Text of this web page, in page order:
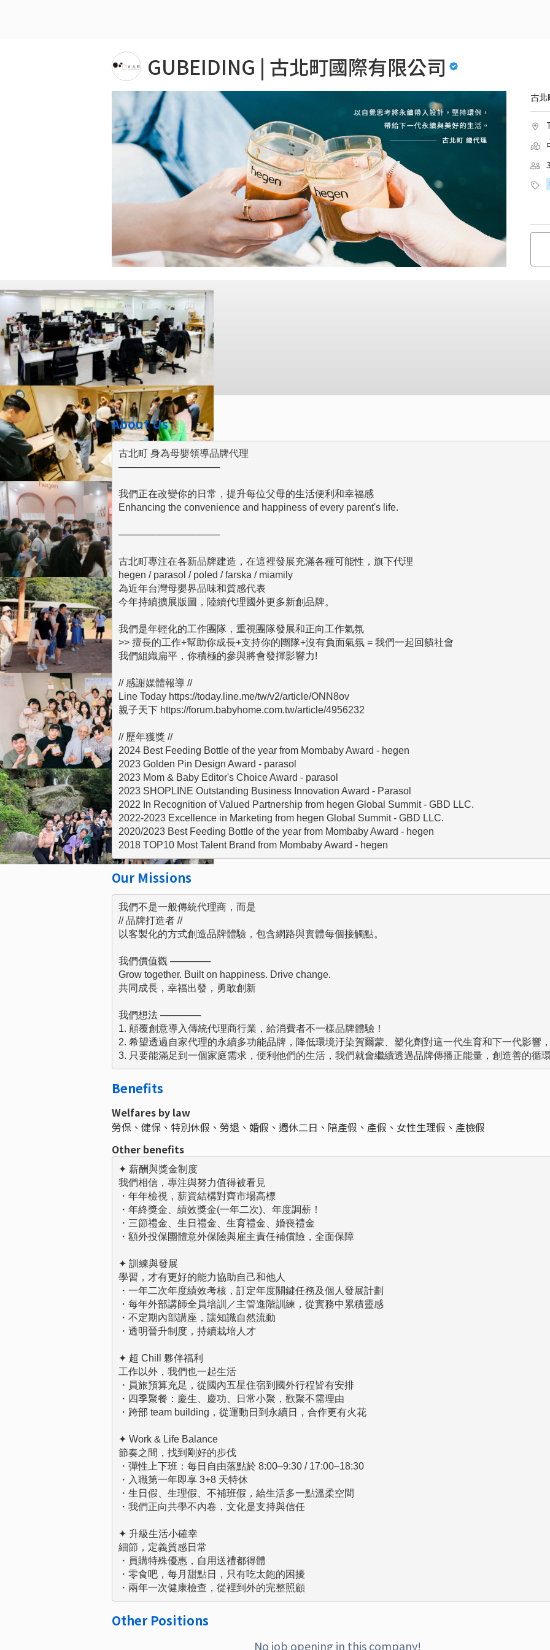
GUBEIDING | 古北町國際有限公司
古
About Us
古北町 身為母嬰領導品牌代理
───────────────
我們正在改變你的日常，提升每位父母的生活便利和幸福感
Enhancing the convenience and happiness of every parent's life.
───────────────
古北町專注在各新品牌建造，在這裡發展充滿各種可能性，旗下代理
hegen / parasol / poled / farska / miamily
為近年台灣母嬰界品味和質感代表
今年持續擴展版圖，陸續代理國外更多新創品牌。
我們是年輕化的工作團隊，重視團隊發展和正向工作氣氛
>> 擅長的工作+幫助你成長+支持你的團隊+沒有負面氣氛 = 我們一起回饋社會
我們組織扁平，你積極的參與將會發揮影響力!
// 感謝媒體報導 //
Line Today https://today.line.me/tw/v2/article/ONN8ov
親子天下 https://forum.babyhome.com.tw/article/4956232
// 歷年獲獎 //
2024 Best Feeding Bottle of the year from Mombaby Award - hegen
2023 Golden Pin Design Award - parasol
2023 Mom & Baby Editor's Choice Award - parasol
2023 SHOPLINE Outstanding Business Innovation Award - Parasol
2022 In Recognition of Valued Partnership from hegen Global Summit - GBD LLC.
2022-2023 Excellence in Marketing from hegen Global Summit - GBD LLC.
2020/2023 Best Feeding Bottle of the year from Mombaby Award - hegen
2018 TOP10 Most Talent Brand from Mombaby Award - hegen
Our Missions
我們不是一般傳統代理商，而是
// 品牌打造者 //
以客製化的方式創造品牌體驗，包含網路與實體每個接觸點。
我們價值觀 ──────
Grow together. Built on happiness. Drive change.
共同成長，幸福出發，勇敢創新
我們想法 ──────
1. 顛覆創意導入傳統代理商行業，給消費者不一樣品牌體驗！
2. 希望透過自家代理的永續多功能品牌，降低環境汙染賀爾蒙、塑化劑對這一代生育和下一代影響
3. 只要能滿足到一個家庭需求，便利他們的生活，我們就會繼續透過品牌傳播正能量，創造善的循環
Benefits
Welfares by law
勞保、健保、特別休假、勞退、婚假、週休二日、陪產假、產假、女性生理假、產檢假
Other benefits
✦ 薪酬與獎金制度
我們相信，專注與努力值得被看見
・年年檢視，薪資結構對齊市場高標
・年終獎金、績效獎金(一年二次)、年度調薪！
・三節禮金、生日禮金、生育禮金、婚喪禮金
・額外投保團體意外保險與雇主責任補償險，全面保障
✦ 訓練與發展
學習，才有更好的能力協助自己和他人
・一年二次年度績效考核，訂定年度關鍵任務及個人發展計劃
・每年外部講師全員培訓／主管進階訓練，從實務中累積靈感
・不定期內部講座，讓知識自然流動
・透明晉升制度，持續栽培人才
✦ 超 Chill 夥伴福利
工作以外，我們也一起生活
・員旅預算充足，從國內五星住宿到國外行程皆有安排
・四季聚餐：慶生、慶功、日常小聚，歡聚不需理由
・跨部 team building，從運動日到永續日，合作更有火花
✦ Work & Life Balance
節奏之間，找到剛好的步伐
・彈性上下班：每日自由落點於 8:00–9:30 / 17:00–18:30
・入職第一年即享 3+8 天特休
・生日假、生理假、不補班假，給生活多一點溫柔空間
・我們正向共學不內卷，文化是支持與信任
✦ 升級生活小確幸
細節，定義質感日常
・員購特殊優惠，自用送禮都得體
・零食吧，每月甜點日，只有吃太飽的困擾
・兩年一次健康檢查，從裡到外的完整照顧
Other Positions
No job opening in this company!